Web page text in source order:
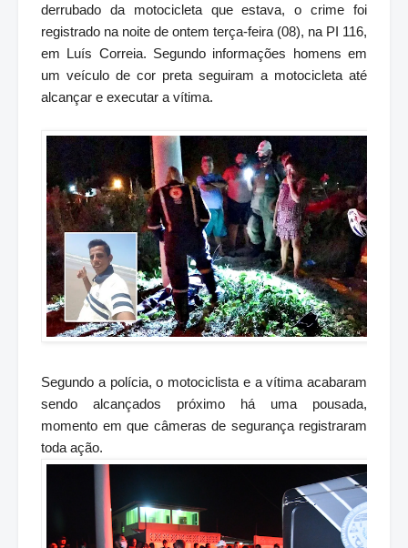
derrubado da motocicleta que estava, o crime foi
registrado na noite de ontem terça-feira (08), na PI 116,
em Luís Correia. Segundo informações homens em
um veículo de cor preta seguiram a motocicleta até
alcançar e executar a vítima.
Segundo a polícia, o motociclista e a vítima acabaram
sendo alcançados próximo há uma pousada,
momento em que câmeras de segurança registraram
toda ação.